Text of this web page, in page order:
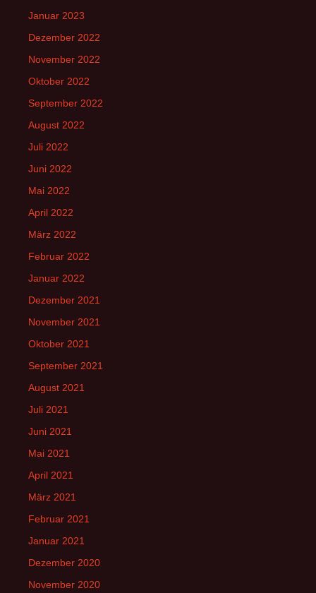
Januar 2023
Dezember 2022
November 2022
Oktober 2022
September 2022
August 2022
Juli 2022
Juni 2022
Mai 2022
April 2022
März 2022
Februar 2022
Januar 2022
Dezember 2021
November 2021
Oktober 2021
September 2021
August 2021
Juli 2021
Juni 2021
Mai 2021
April 2021
März 2021
Februar 2021
Januar 2021
Dezember 2020
November 2020